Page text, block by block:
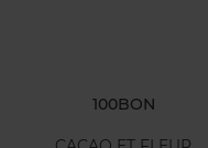
100BON